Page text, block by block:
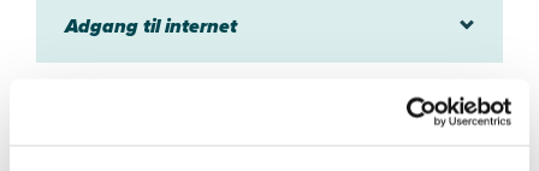
Adgang til internet